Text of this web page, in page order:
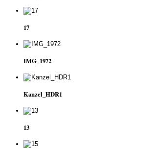
17
IMG_1972
Kanzel_HDR1
13